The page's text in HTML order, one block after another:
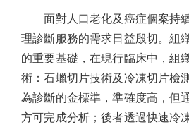
面對人口老化及癌症個案持
理診斷服務的需求日益殷切。組
的重要基礎，在現行臨床中，組
術：石蠟切片技術及冷凍切片檢
為診斷的金標準，準確度高，但
方可完成分析；後者透過快速冷